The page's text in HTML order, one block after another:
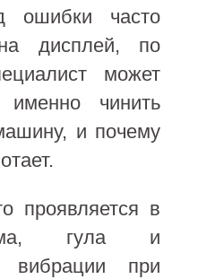
ошибки часто
дисплей, по
может
именно чинить
и почему
проявляется в
гула и
вибрации при